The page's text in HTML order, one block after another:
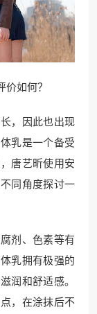
如何？
，因此也出现
乳是一个备受
唐艺昕使用安
同角度探讨一
剂、色素等有
乳拥有极强的
润和舒适感。
，在涂抹后不